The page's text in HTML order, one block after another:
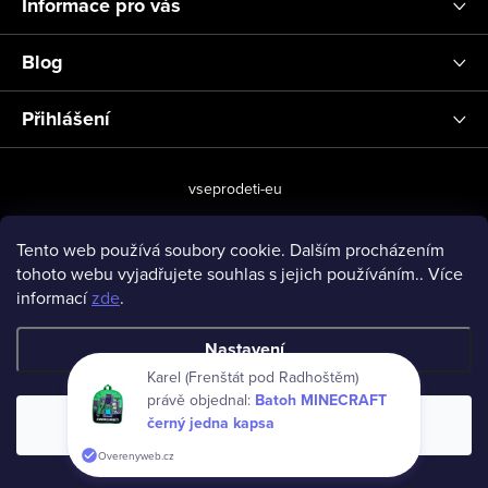
Tento web používá soubory cookie. Dalším procházením
tohoto webu vyjadřujete souhlas s jejich používáním.. Více
informacízde.
Nastavení
Souhlasím
Blog
Přihlášení
vseprodeti-eu
Copyright 2026www.vseprodeti.eu. Všechna práva vyhrazena.
Karel (Frenštát pod Radhoštěm)
právě objednal: Batoh MINECRAFT
černý jedna kapsa
Overenyweb.cz